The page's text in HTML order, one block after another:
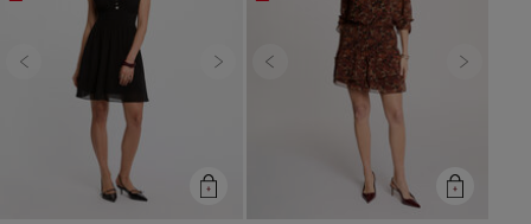
Previous Next Previous Next